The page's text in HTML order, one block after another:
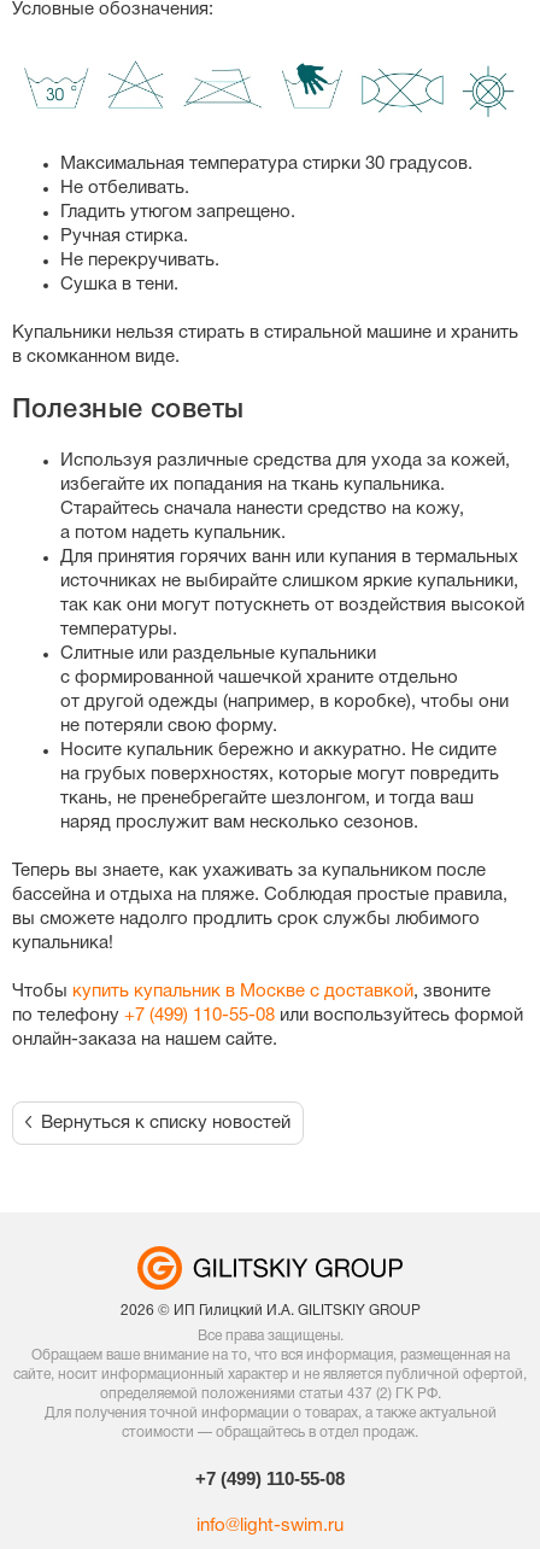
Условные обозначения:
Максимальная температура стирки 30 градусов.
Не отбеливать.
Гладить утюгом запрещено.
Ручная стирка.
Не перекручивать.
Сушка в тени.
Купальники нельзя стирать в стиральной машине и хранить
в скомканном виде.
Полезные советы
Используя различные средства для ухода за кожей,
избегайте их попадания на ткань купальника.
Старайтесь сначала нанести средство на кожу,
а потом надеть купальник.
Для принятия горячих ванн или купания в термальных
источниках не выбирайте слишком яркие купальники,
так как они могут потускнеть от воздействия высокой
температуры.
Слитные или раздельные купальники
с формированной чашечкой храните отдельно
от другой одежды (например, в коробке), чтобы они
не потеряли свою форму.
Носите купальник бережно и аккуратно. Не сидите
на грубых поверхностях, которые могут повредить
ткань, не пренебрегайте шезлонгом, и тогда ваш
наряд прослужит вам несколько сезонов.
Теперь вы знаете, как ухаживать за купальником после
бассейна и отдыха на пляже. Соблюдая простые правила,
вы сможете надолго продлить срок службы любимого
купальника!
Чтобы купить купальник в Москве с доставкой, звоните
по телефону +7 (499) 110-55-08 или воспользуйтесь формой
онлайн-заказа на нашем сайте.
Вернуться к списку новостей
2026 © ИП Гилицкий И.А. GILITSKIY GROUP
Все права защищены.
Обращаем ваше внимание на то, что вся информация, размещенная на
сайте, носит информационный характер и не является публичной офертой,
определяемой положениями статьи 437 (2) ГК РФ.
Для получения точной информации о товарах, а также актуальной
стоимости — обращайтесь в отдел продаж.
+7 (499) 110-55-08
info@light-swim.ru